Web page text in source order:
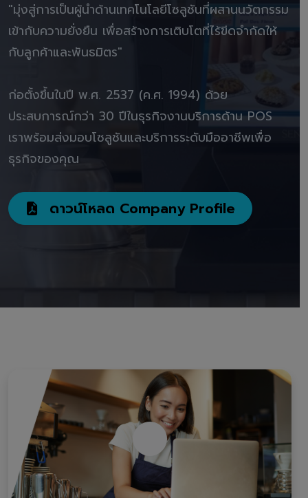
"มุ่งสู่การเป็นผู้นำด้านเทคโนโลยีโซลูชันที่ผสานนวัตกรรม
เข้ากับความยั่งยืน เพื่อสร้างการเติบโตที่ไร้ขีดจำกัดให้
กับลูกค้าและพันธมิตร"
ก่อตั้งขึ้นในปี พ.ศ. 2537 (ค.ศ. 1994) ด้วย
ประสบการณ์กว่า 30 ปีในธุรกิจงานบริการด้าน POS
เราพร้อมส่งมอบโซลูชันและบริการระดับมืออาชีพเพื่อ
ธุรกิจของคุณ
ดาวน์โหลด Company Profile